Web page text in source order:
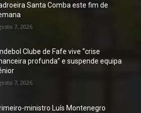
Santa Comba este fim de
7, 2026
Clube de Fafe vive “crise
profunda” e suspende equipa
7, 2026
ministro Luís Montenegro